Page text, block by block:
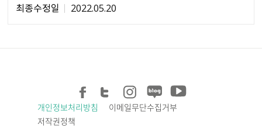
최종수정일 2022.05.20
개인정보처리방침
이메일무단수집거부
저작권정책